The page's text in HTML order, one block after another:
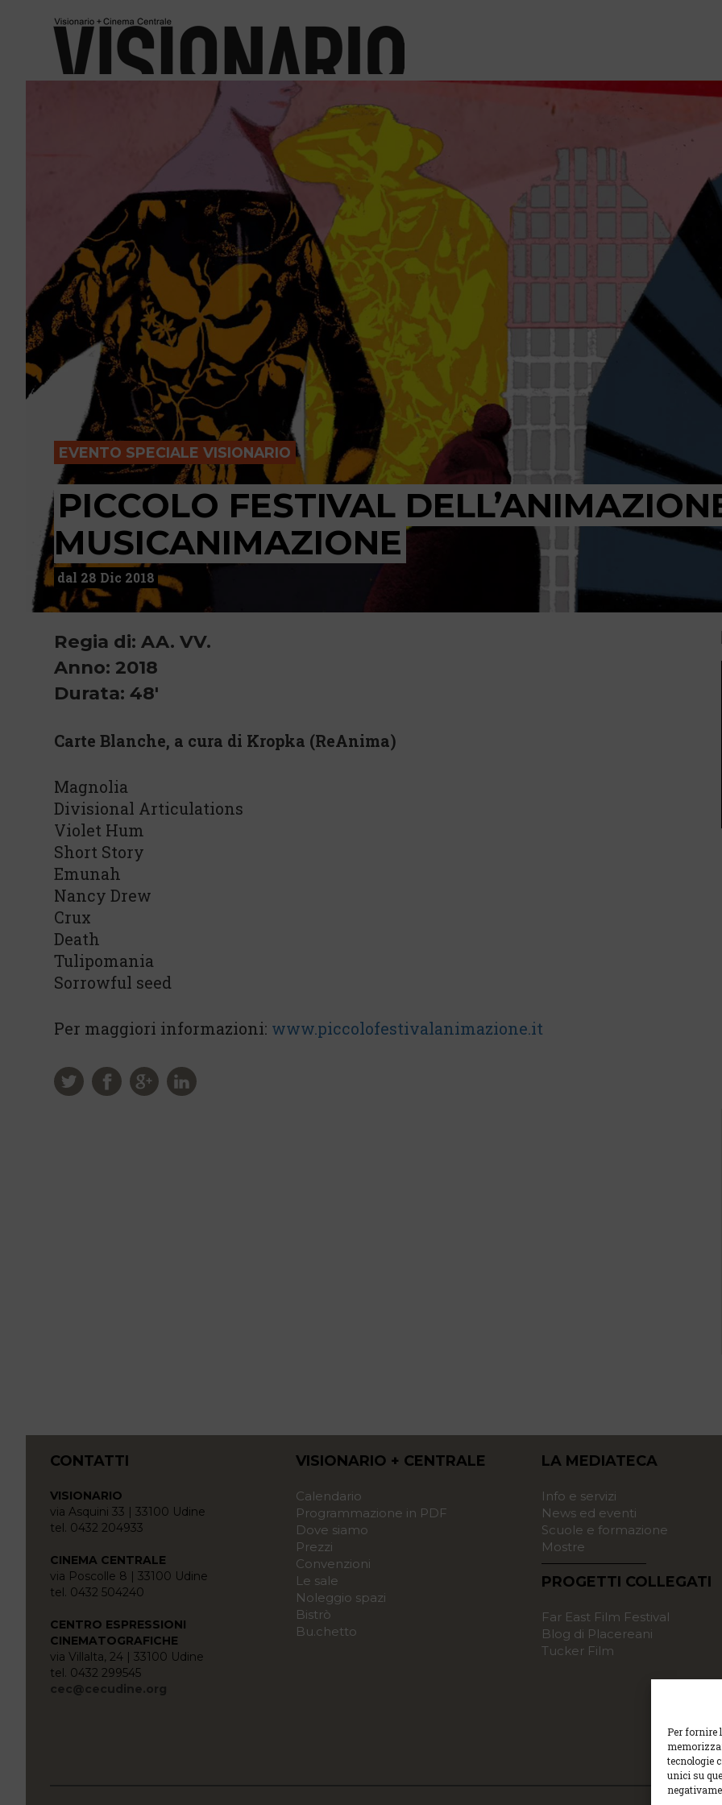
Per fornire
tecnologie
unici su
EVENTO SPECIALE VISIONARIO
PICCOLO FESTIVAL
MUSICANIMAZIONE
dal 28 Dic 2018
Regia di: AA. VV.
Anno: 2018
Durata: 48'
Carte Blanche, a cura di Kropka (ReAnima)
Magnolia
Divisional Articulations
Violet Hum
Short Story
Emunah
Nancy Drew
Crux
Death
Tulipomania
Sorrowful seed
Per maggiori informazioni: www.piccolofestivalanimazione.it
CONTATTI
VISIONARIO
via Asquini 33 | 33100 Udine
tel. 0432 204933
CINEMA CENTRALE
via Poscolle 8 | 33100 Udine
tel. 0432 504240
CENTRO ESPRESSIONI
CINEMATOGRAFICHE
via Villalta, 24 | 33100 Udine
tel. 0432 299545
cec@cecudine.org
VISIONARIO + CENTRALE
Calendario
Programmazione in PDF
Dove siamo
Prezzi
Convenzioni
Le sale
Noleggio spazi
Bistrò
Bu.chetto
LA MEDIATECA
Info e servizi
News ed eventi
Scuole e formazione
Mostre
PROGETTI COLLEGATI
Far East Film Festival
Blog di Placereani
Tucker Film